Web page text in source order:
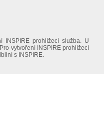
INSPIRE prohlížecí služba. U
vytvoření INSPIRE prohlížecí
s INSPIRE.